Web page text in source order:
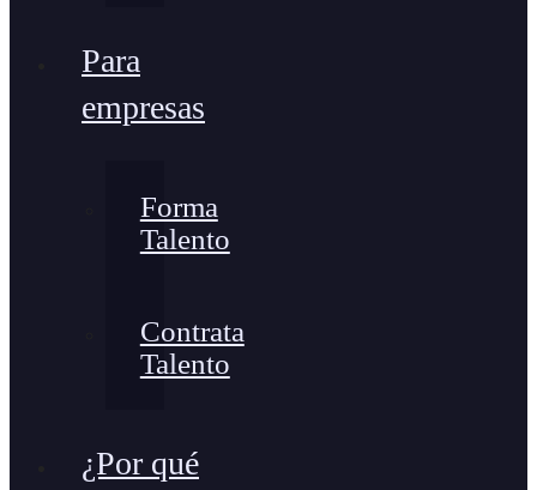
Para
empresas
Forma
Talento
Contrata
Talento
¿Por qué